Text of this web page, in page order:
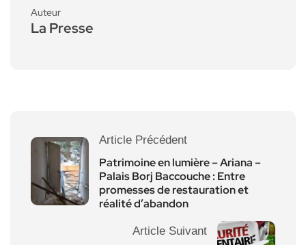
Auteur
La Presse
Article Précédent
Patrimoine en lumière – Ariana –
Palais Borj Baccouche : Entre
promesses de restauration et
réalité d’abandon
Article Suivant